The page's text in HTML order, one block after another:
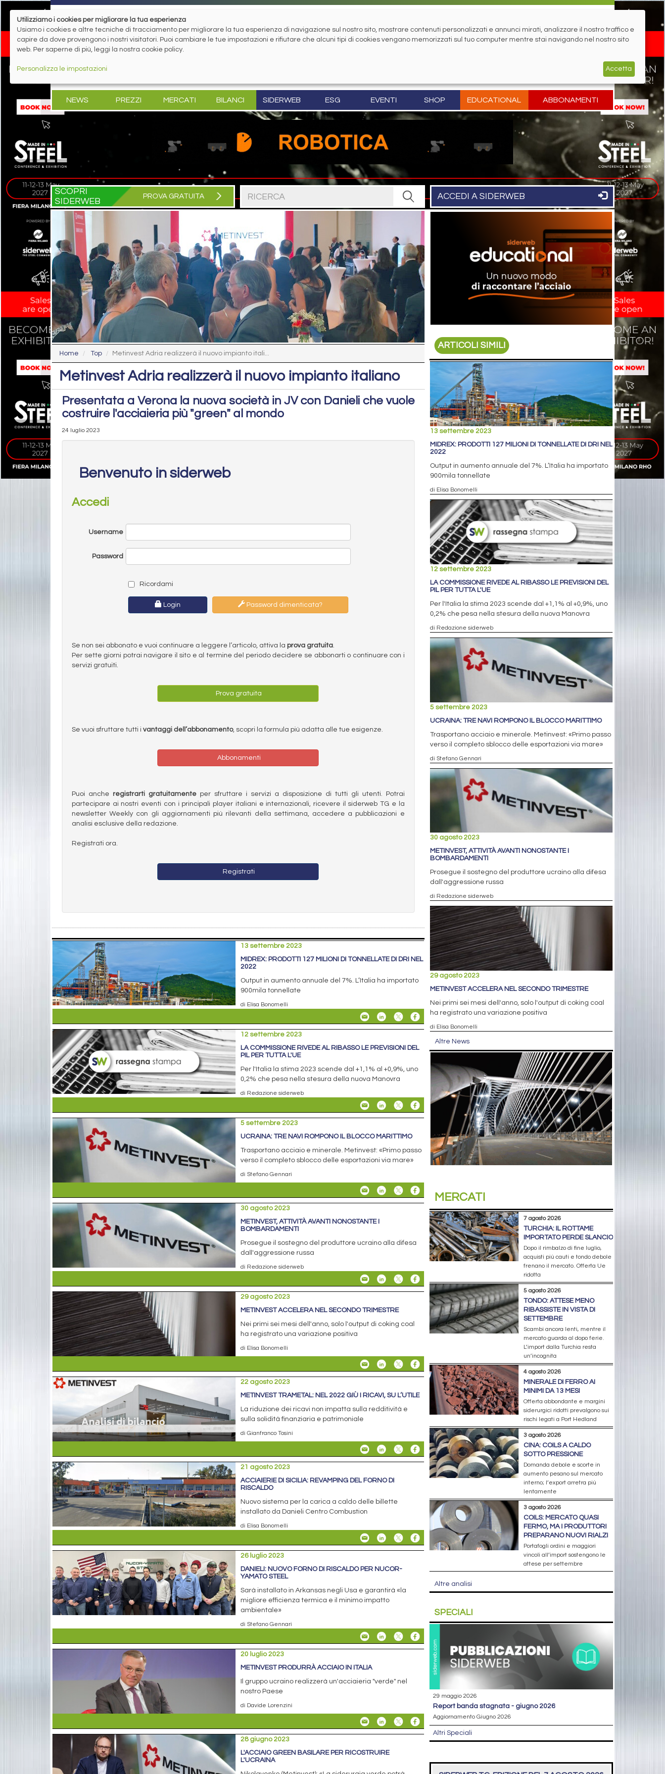
NEWS PREZZI MERCATI BILANCI SIDERWEB ESG EVENTI SHOP EDUCATIONAL ABBONAMENTI
SCOPRI
SIDERWEB
PROVA GRATUITA ACCEDI A SIDERWEB
Home Top Metinvest Adria realizzerà il nuovo impianto itali...
Metinvest Adria realizzerà il nuovo impianto italiano
Presentata a Verona la nuova società in JV con Danieli che vuole
costruire l'acciaieria più "green" al mondo
24 luglio 2023
Benvenuto in siderweb
Accedi
Username
Password
Ricordami
Login Password dimenticata?
Se non sei abbonato e vuoi continuare a leggere l’articolo, attiva la prova gratuita.
Per sette giorni potrai navigare il sito e al termine del periodo decidere se abbonarti o continuare con i
servizi gratuiti.
Prova gratuita
Se vuoi sfruttare tutti i vantaggi dell’abbonamento, scopri la formula più adatta alle tue esigenze.
Abbonamenti
Puoi anche registrarti gratuitamenteper sfruttare i servizi a disposizione di tutti gli utenti. Potrai
partecipare ai nostri eventi con i principali player italiani e internazionali, ricevere il siderweb TG e la
newsletter Weekly con gli aggiornamenti più rilevanti della settimana, accedere a pubblicazioni e
analisi esclusive della redazione.
Registrati ora.
Registrati
13 settembre 2023
MIDREX: PRODOTTI 127 MILIONI DI TONNELLATE DI DRI NEL
2022
Output in aumento annuale del 7%. L’Italia ha importato
900mila tonnellate
di Elisa Bonomelli
12 settembre 2023
LA COMMISSIONE RIVEDE AL RIBASSO LE PREVISIONI DEL
PIL PER TUTTA L'UE
Per l'Italia la stima 2023 scende dal +1,1% al +0,9%, uno
0,2% che pesa nella stesura della nuova Manovra
di Redazione siderweb
5 settembre 2023
UCRAINA: TRE NAVI ROMPONO IL BLOCCO MARITTIMO
Trasportano acciaio e minerale. Metinvest: «Primo passo
verso il completo sblocco delle esportazioni via mare»
di Stefano Gennari
30 agosto 2023
METINVEST, ATTIVITÀ AVANTI NONOSTANTE I
BOMBARDAMENTI
Prosegue il sostegno del produttore ucraino alla difesa
dall'aggressione russa
di Redazione siderweb
29 agosto 2023
METINVEST ACCELERA NEL SECONDO TRIMESTRE
Nei primi sei mesi dell'anno, solo l'output di coking coal
ha registrato una variazione positiva
di Elisa Bonomelli
22 agosto 2023
METINVEST TRAMETAL: NEL 2022 GIÙ I RICAVI, SU L’UTILE
La riduzione dei ricavi non impatta sulla redditività e
sulla solidità finanziaria e patrimoniale
di Gianfranco Tosini
21 agosto 2023
ACCIAIERIE DI SICILIA: REVAMPING DEL FORNO DI
RISCALDO
Nuovo sistema per la carica a caldo delle billette
installato da Danieli Centro Combustion
di Elisa Bonomelli
26 luglio 2023
DANIELI: NUOVO FORNO DI RISCALDO PER NUCOR-
YAMATO STEEL
Sarà installato in Arkansas negli Usa e garantirà «la
migliore efficienza termica e il minimo impatto
ambientale»
di Stefano Gennari
20 luglio 2023
METINVEST PRODURRÀ ACCIAIO IN ITALIA
Il gruppo ucraino realizzerà un'acciaieria "verde" nel
nostro Paese
di Davide Lorenzini
28 giugno 2023
L'ACCIAIO GREEN BASILARE PER RICOSTRUIRE
L'UCRAINA
ARTICOLI SIMILI
13 settembre 2023
MIDREX: PRODOTTI 127 MILIONI DI TONNELLATE DI DRI NEL
2022
Output in aumento annuale del 7%. L’Italia ha importato
900mila tonnellate
di Elisa Bonomelli
12 settembre 2023
LA COMMISSIONE RIVEDE AL RIBASSO LE PREVISIONI DEL
PIL PER TUTTA L'UE
Per l'Italia la stima 2023 scende dal +1,1% al +0,9%, uno
0,2% che pesa nella stesura della nuova Manovra
di Redazione siderweb
5 settembre 2023
UCRAINA: TRE NAVI ROMPONO IL BLOCCO MARITTIMO
Trasportano acciaio e minerale. Metinvest: «Primo passo
verso il completo sblocco delle esportazioni via mare»
di Stefano Gennari
30 agosto 2023
METINVEST, ATTIVITÀ AVANTI NONOSTANTE I
BOMBARDAMENTI
Prosegue il sostegno del produttore ucraino alla difesa
dall'aggressione russa
di Redazione siderweb
29 agosto 2023
METINVEST ACCELERA NEL SECONDO TRIMESTRE
Nei primi sei mesi dell'anno, solo l'output di coking coal
ha registrato una variazione positiva
di Elisa Bonomelli
Altre News
MERCATI
7 agosto 2026
TURCHIA: IL ROTTAME
IMPORTATO PERDE SLANCIO
Dopo il rimbalzo di fine luglio,
acquisti più cauti e tondo debole
frenano il mercato. Offerta Ue
ridotta
5 agosto 2026
TONDO: ATTESE MENO
RIBASSISTE IN VISTA DI
SETTEMBRE
Scambi ancora lenti, mentre il
mercato guarda al dopo ferie.
L’import dalla Turchia resta
un’incognita
4 agosto 2026
MINERALE DI FERRO AI
MINIMI DA 13 MESI
Offerta abbondante e margini
siderurgici ridotti prevalgono sui
rischi legati a Port Hedland
3 agosto 2026
CINA: COILS A CALDO
SOTTO PRESSIONE
Domanda debole e scorte in
aumento pesano sul mercato
interno; l’export arretra più
lentamente
3 agosto 2026
COILS: MERCATO QUASI
FERMO, MA I PRODUTTORI
PREPARANO NUOVI RIALZI
Portafogli ordini e maggiori
vincoli all’import sostengono le
attese per settembre
Altre analisi
SPECIALI
29 maggio 2026
report banda stagnata - giugno 2026
Aggiornamento Giugno 2026
Altri Speciali
Utilizziamo i cookies per migliorare la tua esperienza
Usiamo i cookies e altre tecniche di tracciamento per migliorare la tua esperienza di navigazione sul nostro sito, mostrare contenuti personalizzati e annunci mirati, analizzare il nostro traffico e
capire da dove provengono i nostri visitatori. Puoi cambiare le tue impostazioni e rifiutare che alcuni tipi di cookies vengano memorizzati sul tuo computer mentre stai navigando nel nostro sito
web. Per saperne di più, leggi la nostra cookie policy.
Personalizza le impostazioni Accetta